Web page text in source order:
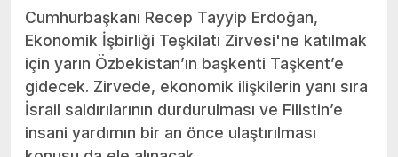
Cumhurbaşkanı Recep Tayyip Erdoğan,
Ekonomik İşbirliği Teşkilatı Zirvesi'ne katılmak
için yarın Özbekistan’ın başkenti Taşkent’e
gidecek. Zirvede, ekonomik ilişkilerin yanı sıra
İsrail saldırılarının durdurulması ve Filistin’e
insani yardımın bir an önce ulaştırılması